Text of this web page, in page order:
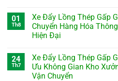
01
Th8
Xe Đẩy Lồng Thép Gấp
Chuyển Hàng Hóa
Hiện Đại
24
Th7
Xe Đẩy Lồng Thép Gấp
Ưu Không Gian Kho
Vận Chuyển